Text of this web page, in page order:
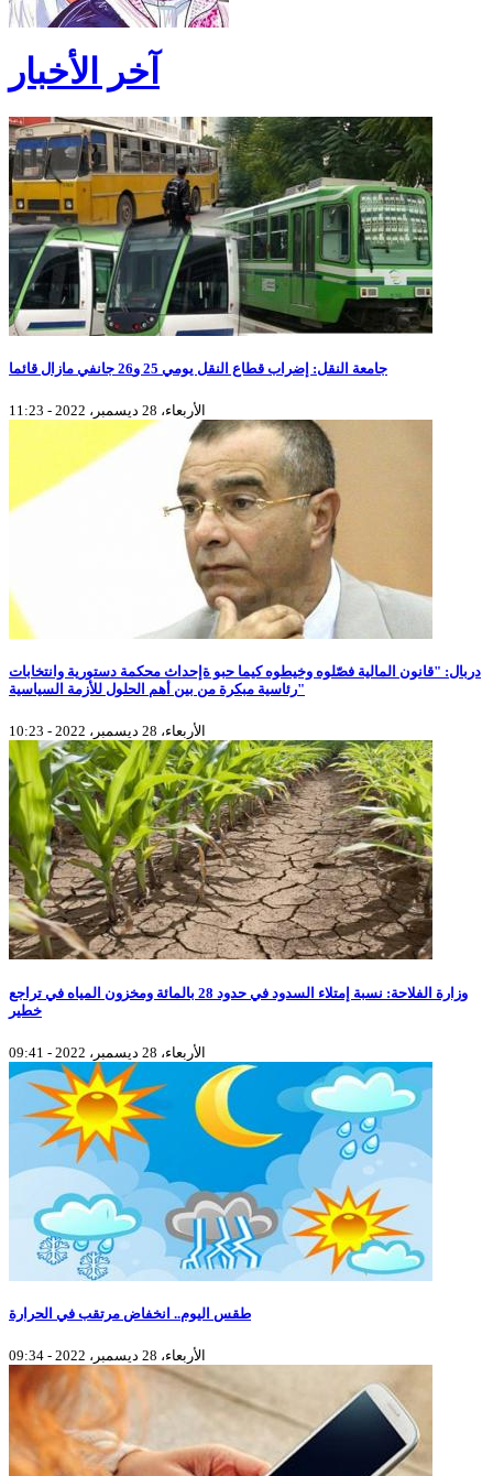
آخر الأخبار
جامعة النقل: إضراب قطاع النقل يومي 25 و26 جانفي مازال قائما
الأربعاء، 28 ديسمبر، 2022 - 11:23
دربال: "قانون المالية فصّلوه وخيطوه كيما حبو ةإحداث محكمة دستورية وانتخابات
رئاسية مبكرة من بين أهم الحلول للأزمة السياسية"
الأربعاء، 28 ديسمبر، 2022 - 10:23
وزارة الفلاحة: نسبة إمتلاء السدود في حدود 28 بالمائة ومخزون المياه في تراجع
خطير
الأربعاء، 28 ديسمبر، 2022 - 09:41
طقس اليوم.. انخفاض مرتقب في الحرارة
الأربعاء، 28 ديسمبر، 2022 - 09:34